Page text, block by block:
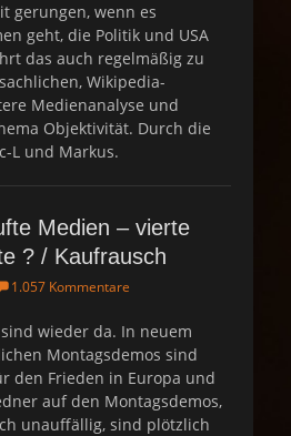
gerungen, wenn es
geht, die Politik und USA
das auch regelmäßig zu
Wikipedia-
Medienanalyse und
Objektivität. Durch die
L und Markus.
Medien – vierte
? / Kaufrausch
1.057 Kommentare
wieder da. In neuem
Montagsdemos sind
den Frieden in Europa und
auf den Montagsdemos,
unauffällig, sind plötzlich